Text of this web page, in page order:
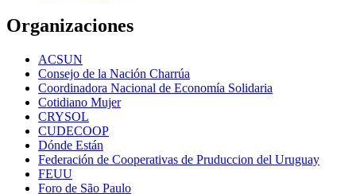
Organizaciones
ACSUN
Consejo de la Nación Charrúa
Coordinadora Nacional de Economía Solidaria
Cotidiano Mujer
CRYSOL
CUDECOOP
Dónde Están
Federación de Cooperativas de Pruduccion del Uruguay
FEUU
Foro de São Paulo